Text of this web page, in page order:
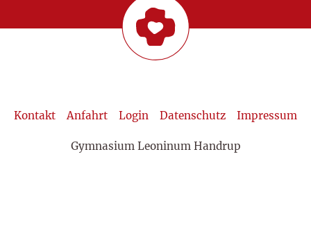
Kontakt Anfahrt Login Datenschutz Impressum
Gymnasium Leoninum Handrup